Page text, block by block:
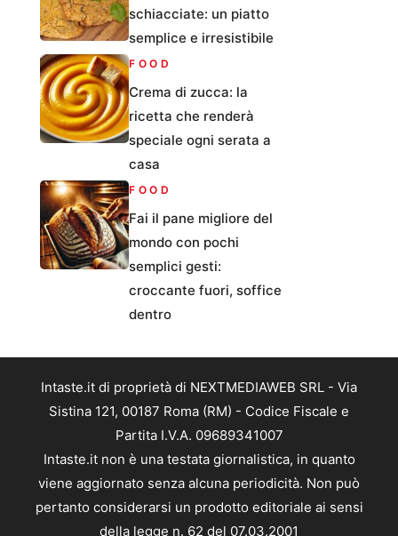
schiacciate: un piatto
semplice e irresistibile
FOOD
Crema di zucca: la
ricetta che renderà
speciale ogni serata a
casa
FOOD
Fai il pane migliore del
mondo con pochi
semplici gesti:
croccante fuori, soffice
dentro
Intaste.it di proprietà di NEXTMEDIAWEB SRL - Via
Sistina 121, 00187 Roma (RM) - Codice Fiscale e
Partita I.V.A. 09689341007
Intaste.it non è una testata giornalistica, in quanto
viene aggiornato senza alcuna periodicità. Non può
pertanto considerarsi un prodotto editoriale ai sensi
della legge n. 62 del 07.03.2001